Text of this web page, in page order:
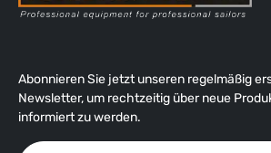
Abonnieren Sie jetzt unseren regelmäßig
Newsletter, um rechtzeitig über neue
informiert zu werden.